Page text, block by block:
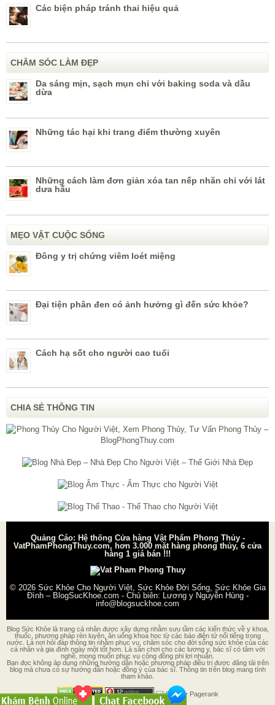
Các biện pháp tránh thai hiệu quả
CHĂM SÓC LÀM ĐẸP
Da sáng mịn, sạch mụn chỉ với baking soda và dầu
dừa
Những tác hại khi trang điểm thường xuyên
Những cách làm đơn giản xóa tan nếp nhăn chỉ với lát
dưa hấu
MẸO VẶT CUỘC SỐNG
Đông y trị chứng viêm loét miệng
Đại tiện phân đen có ảnh hưởng gì đến sức khỏe?
Cách hạ sốt cho người cao tuổi
CHIA SẺ THÔNG TIN
Quảng Cáo: Hệ thống Cửa hàng Vật Phẩm Phong Thủy -
VatPhamPhongThuy.com, hơn 3.000 mặt hàng phong thủy, 6 cửa
hàng 1 giá bán !!!
© 2026 Sức Khỏe Cho Người Việt, Sức Khỏe Đời Sống, Sức Khỏe Gia
Đình – BlogSucKhoe.com - Chủ biên: Lương y Nguyễn Hùng-
info@blogsuckhoe.com
Blog Sức Khỏe là trang cá nhân được xây dựng nhằm sưu tầm các kiến thức về y khoa,
thuốc, phương pháp rèn luyện, ăn uống khoa học từ các báo điện tử nổi tiếng trong
nước. Là nơi hỏi đáp thông tin nhằm phục vụ, chăm sóc cho đời sống sức khỏe của các
cá nhân và gia đình ngày một tốt hơn. Là sân chơi cho các lương y, bác sĩ có tâm với
nghề, mong muốn phục vụ cộng đồng phi lợi nhuận.
Bạn đọc không áp dụng những hướng dẫn hoặc phương pháp điều trị được đăng tải trên
blog mà chưa có sự hướng dẫn hoặc đồng ý của bác sĩ. Thông tin trên blog mang tính
tham khảo.